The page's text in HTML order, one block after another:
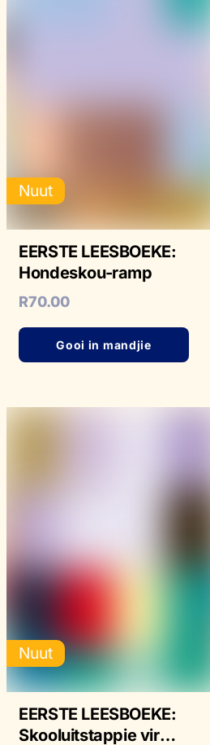
Nuut
EERSTE LEESBOEKE:
Hondeskou-ramp
R70.00
Gooi in mandjie
Nuut
EERSTE LEESBOEKE:
Skooluitstappie vir